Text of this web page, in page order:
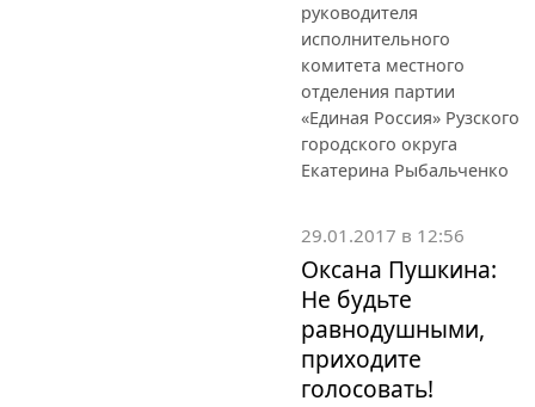
руководителя
исполнительного
комитета местного
отделения партии
«Единая Россия» Рузского
городского округа
Екатерина Рыбальченко
29.01.2017 в 12:56
Оксана Пушкина:
Не будьте
равнодушными,
приходите
голосовать!